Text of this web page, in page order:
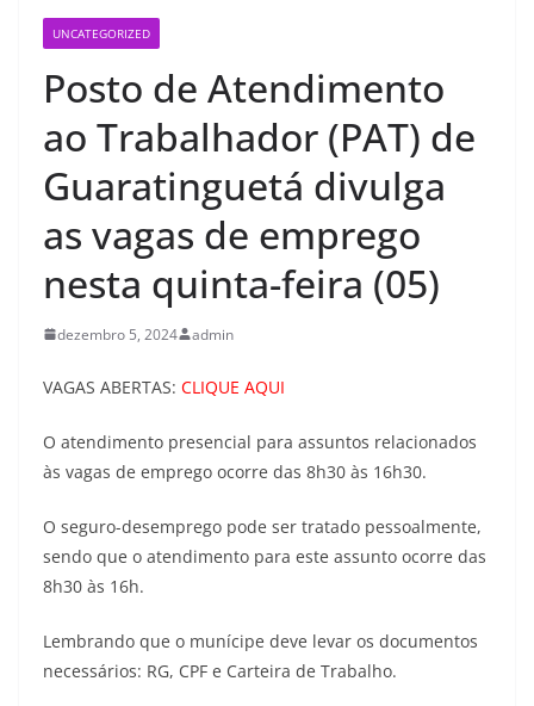
UNCATEGORIZED
Posto de Atendimento
ao Trabalhador (PAT) de
Guaratinguetá divulga
as vagas de emprego
nesta quinta-feira (05)
dezembro 5, 2024 admin
VAGAS ABERTAS: CLIQUE AQUI
O atendimento presencial para assuntos relacionados
às vagas de emprego ocorre das 8h30 às 16h30.
O seguro-desemprego pode ser tratado pessoalmente,
sendo que o atendimento para este assunto ocorre das
8h30 às 16h.
Lembrando que o munícipe deve levar os documentos
necessários: RG, CPF e Carteira de Trabalho.